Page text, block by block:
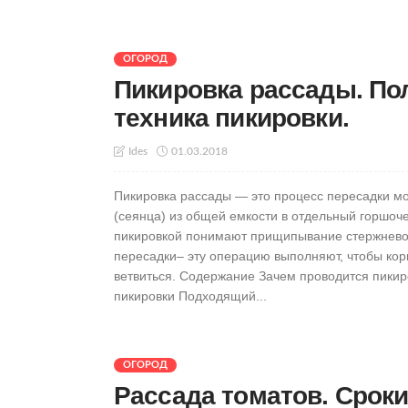
ОГОРОД
Пикировка рассады.
техника пикировки.
Ides 01.03.2018
Пикировка рассады — это процесс пересадки
(сеянца) из общей емкости в отдельный
пикировкой понимают прищипывание
пересадки– эту операцию выполняют, чтобы
ветвиться. Содержание Зачем проводится
пикировки Подходящий...
ОГОРОД
Рассада томатов.